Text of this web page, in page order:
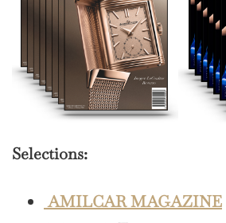
Selections:
AMILCAR MAGAZINE